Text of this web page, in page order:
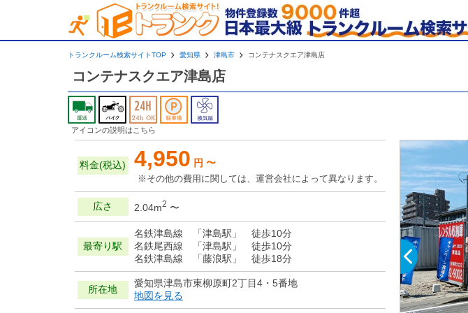
トランクルーム検索サイトTOP 愛知県 津島市 コンテナスクエア津島店
コンテナスクエア津島店
アイコンの説明はこちら
料金(税込) 4,950 円 〜
※その他の費用に関しては、運営会社によって異なります。
広さ 2.04m2 〜
最寄り駅
名鉄津島線 「津島駅」 徒歩10分
名鉄尾西線 「津島駅」 徒歩10分
名鉄津島線 「藤浪駅」 徒歩18分
所在地
愛知県津島市東柳原町2丁目4・5番地
地図を見る